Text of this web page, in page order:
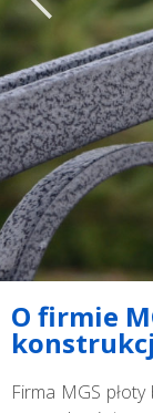
O firmie
Firma MGS